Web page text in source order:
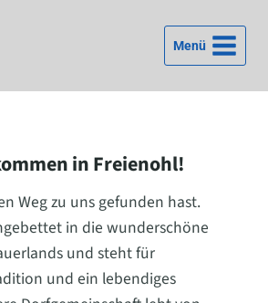
Menü
in Freienohl!
Weg zu uns gefunden hast.
in die wunderschöne
und steht für
und ein lebendiges